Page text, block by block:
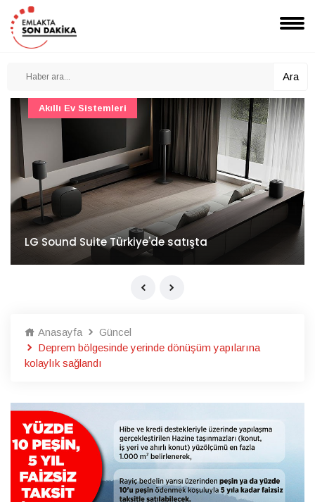
Ara
LG Sound Suite Türkiye'de satışta
Akıllı Ev Sistemleri
Anasayfa
Güncel
Deprem bölgesinde yerinde dönüşüm yapılarına
kolaylık sağlandı